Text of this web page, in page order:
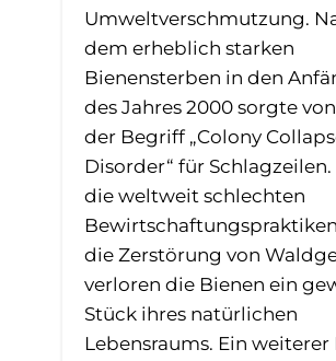
Umweltverschmutzung.
dem erheblich starken
Bienensterben in den
des Jahres 2000 sorgte
der Begriff „Colony
Disorder“ für
die weltweit schlechten
die Zerstörung von
verloren die Bienen ein
Stück ihres natürlichen
Lebensraums. Ein weiterer